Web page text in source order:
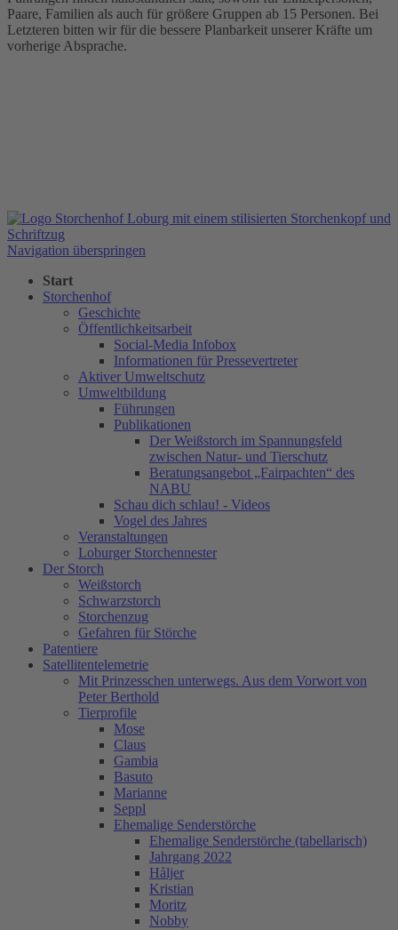
Paare, Familien als auch für größere Gruppen ab 15 Personen. Bei
Letzteren bitten wir für die bessere Planbarkeit unserer Kräfte um
vorherige Absprache.
Navigation überspringen
Start
Storchenhof
Geschichte
Öffentlichkeitsarbeit
Social-Media Infobox
Informationen für Pressevertreter
Aktiver Umweltschutz
Umweltbildung
Führungen
Publikationen
Der Weißstorch im Spannungsfeld
zwischen Natur- und Tierschutz
Beratungsangebot „Fairpachten“ des
NABU
Schau dich schlau! - Videos
Vogel des Jahres
Veranstaltungen
Loburger Storchennester
Der Storch
Weißstorch
Schwarzstorch
Storchenzug
Gefahren für Störche
Patentiere
Satellitentelemetrie
Mit Prinzesschen unterwegs. Aus dem Vorwort von
Peter Berthold
Tierprofile
Mose
Claus
Gambia
Basuto
Marianne
Seppl
Ehemalige Senderstörche
Ehemalige Senderstörche (tabellarisch)
Jahrgang 2022
Håljer
Kristian
Moritz
Nobby